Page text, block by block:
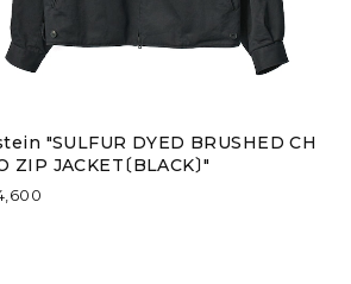
"SULFUR DYED BRUSHED CH
ZIP JACKET〔BLACK〕"